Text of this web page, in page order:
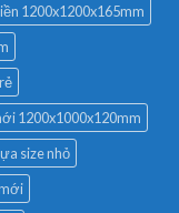
1200x1200x165mm
1200x1000x120mm
size nhỏ